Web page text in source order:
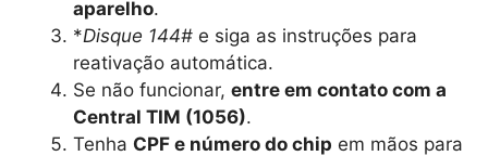
aparelho.
*Disque 144# e siga as instruções para
reativação automática.
Se não funcionar, entre em contato com a
Central TIM (1056).
Tenha CPF e número do chip em mãos para